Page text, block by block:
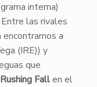
interna)
las rivales
a
(IRE)) y
que
Rushing Fallen el